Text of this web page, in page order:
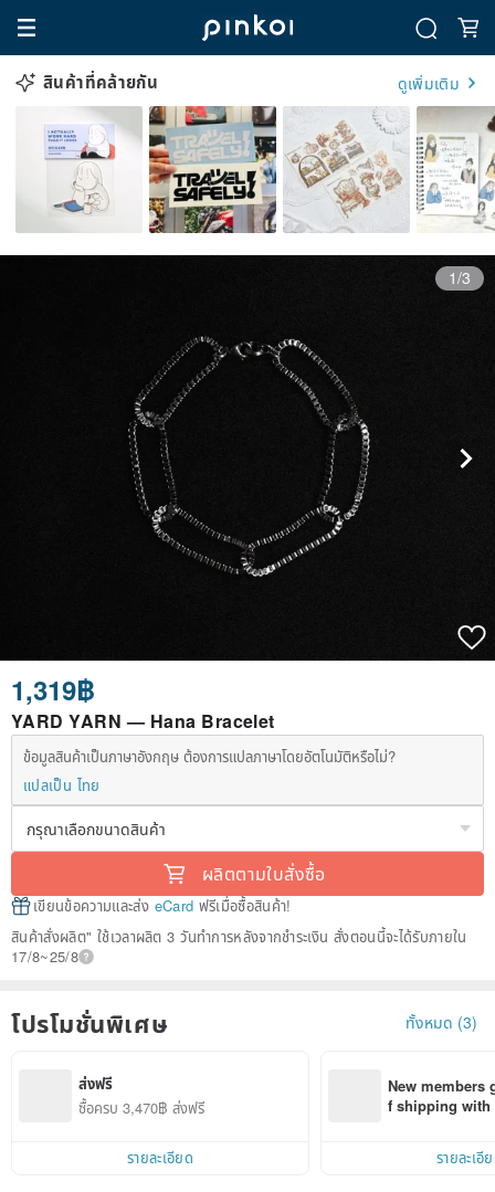
สินค้าที่คล้ายกัน ดูเพิ่มเติม
1/3
1,319฿
YARD YARN — Hana Bracelet
ข้อมูลสินค้าเป็นภาษาอังกฤษ ต้องการแปลภาษาโดยอัตโนมัติหรือไม่?
แปลเป็น ไทย
ผลิตตามใบสั่งซื้อ
เขียนข้อความและส่ง eCard ฟรีเมื่อซื้อสินค้า!
สินค้าสั่งผลิต" ใช้เวลาผลิต 3 วันทำการหลังจากชำระเงิน สั่งตอนนี้จะได้รับภายใน
17/8~25/8
โปรโมชั่นพิเศษ ทั้งหมด (3)
ส่งฟรี
ซื้อครบ 3,470฿ ส่งฟรี
รายละเอียด
New members
f shipping
รายละเอี